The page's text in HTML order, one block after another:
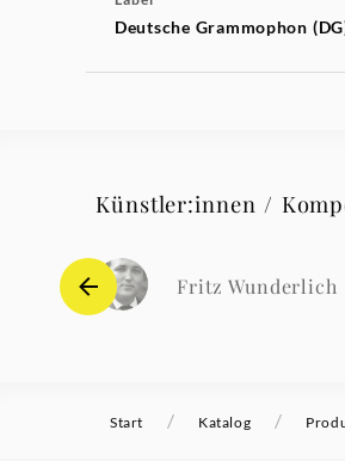
Deutsche Grammophon
Künstler:innen /
Fritz Wunderlich
Start / Katalog /